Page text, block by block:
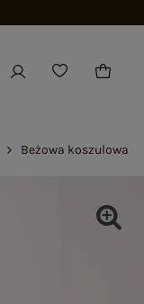
Beżowa koszulowa